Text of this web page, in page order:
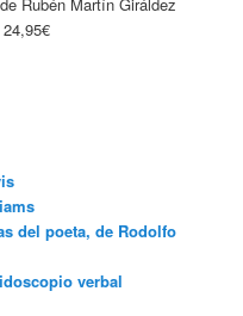
Rubén Martín Giráldez
del poeta, de Rodolfo
verbal